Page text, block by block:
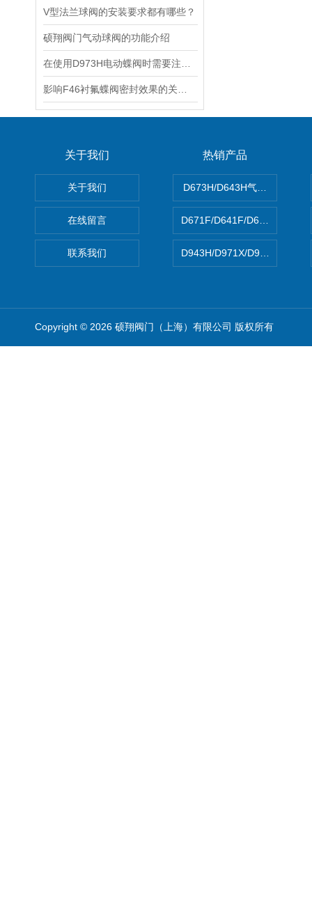
V型法兰球阀的安装要求都有哪些？
硕翔阀门气动球阀的功能介绍
关于我们
关于我们
在线留言
联系我们
热销产品
D673H/D643H气动硬密封蝶
D671F/D641F/D671X/
D943H/D971X/D971F46法兰
Copyright © 2026 硕翔阀门（上海）有限公司 版权所有